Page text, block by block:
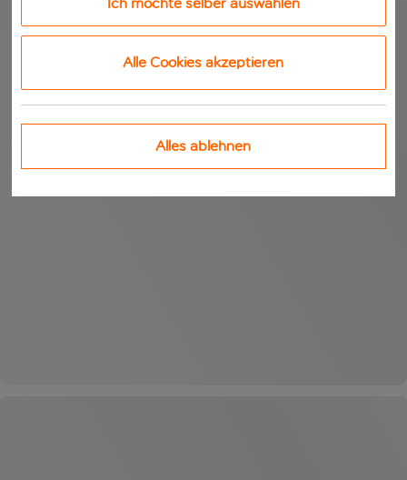
Alle Cookies akzeptieren
Alles ablehnen